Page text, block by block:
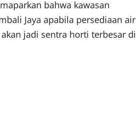
bahwa kawasan
Jaya apabila persediaan air
jadi sentra horti terbesar di